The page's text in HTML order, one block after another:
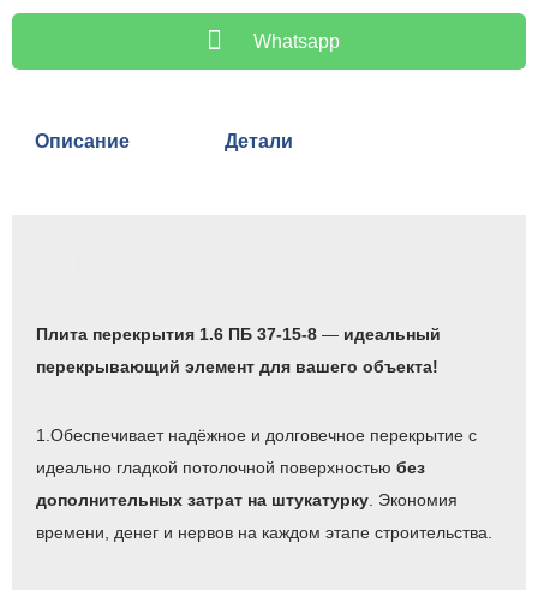
Whatsapp
Описание Детали
Плита перекрытия 1.6 ПБ 37-15-8 — идеальный
перекрывающий элемент для вашего объекта!
1.Обеспечивает надёжное и долговечное перекрытие с
идеально гладкой потолочной поверхностью без
дополнительных затрат на штукатурку. Экономия
времени, денег и нервов на каждом этапе строительства.